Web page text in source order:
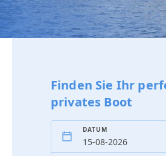
Finden Sie Ihr
privates Boot
DATUM